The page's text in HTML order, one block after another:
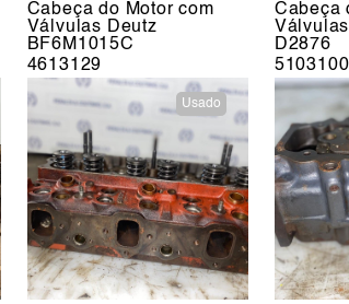
Cabeça do Motor com
Válvulas Deutz
BF6M1015C
4613129
Cabeça
D2876
Usado